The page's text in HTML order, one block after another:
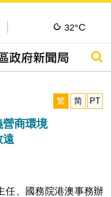
32°C
搜尋
繁
简 PT
營商環境
遠
任、國務院港澳事務辦